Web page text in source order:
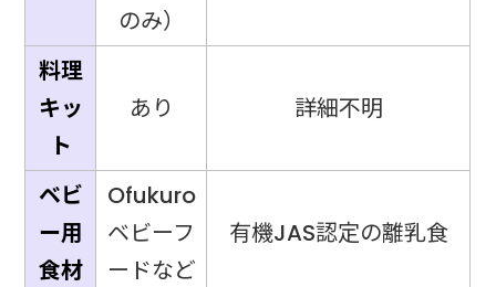
のみ）
料理
キッ
ト
あり 詳細不明
ベビ
ー用
食材
Ofukuro
ベビーフ
ードなど
有機JAS認定の離乳食